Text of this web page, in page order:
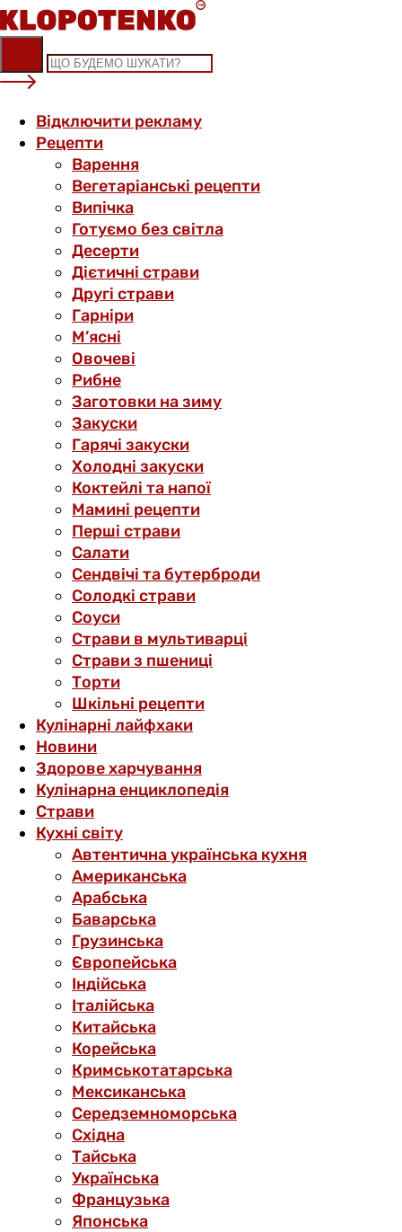
Skip
to
content
Відключити рекламу
Рецепти
Варення
Вегетаріанські рецепти
Випічка
Готуємо без світла
Десерти
Дієтичні страви
Другі страви
Гарніри
М’ясні
Овочеві
Рибне
Заготовки на зиму
Закуски
Гарячі закуски
Холодні закуски
Коктейлі та напої
Мамині рецепти
Перші страви
Салати
Сендвічі та бутерброди
Солодкі страви
Соуси
Страви в мультиварці
Страви з пшениці
Торти
Шкільні рецепти
Кулінарні лайфхаки
Новини
Здорове харчування
Кулінарна енциклопедія
Страви
Кухні світу
Автентична українська кухня
Американська
Арабська
Баварська
Грузинська
Європейська
Індійська
Італійська
Китайська
Корейська
Кримськотатарська
Мексиканська
Середземноморська
Східна
Тайська
Українська
Французька
Японська